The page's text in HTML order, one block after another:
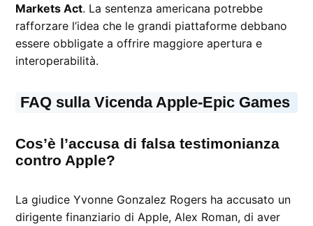
Markets Act. La sentenza americana potrebbe
rafforzare l’idea che le grandi piattaforme debbano
essere obbligate a offrire maggiore apertura e
interoperabilità.
FAQ sulla Vicenda Apple-Epic Games
Cos’è l’accusa di falsa testimonianza
contro Apple?
La giudice Yvonne Gonzalez Rogers ha accusato un
dirigente finanziario di Apple, Alex Roman, di aver